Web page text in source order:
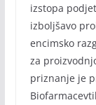
izstopa
izboljšavo
encimsko
za
priznanje je